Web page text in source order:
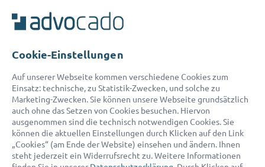
Unser Serviceteam ist von 8:00 bis 17:00 Uhr für Sie erreichbar.
E-Mail:
service@advocado.com
© 2026 advocado - einfach online den passenden Rechtsanwalt finden
Auszeichnungen:
Cookie-Einstellungen
Auf unserer Webseite kommen verschiedene Cookies zum
Einsatz: technische, zu Statistik-Zwecken, und solche zu
Marketing-Zwecken. Sie können unsere Webseite grundsätzlich
auch ohne das Setzen von Cookies besuchen. Hiervon
ausgenommen sind die technisch notwendigen Cookies. Sie
können die aktuellen Einstellungen durch Klicken auf den Link
„Cookies“ (am Ende der Website) einsehen und ändern. Ihnen
steht jederzeit ein Widerrufsrecht zu. Weitere Informationen